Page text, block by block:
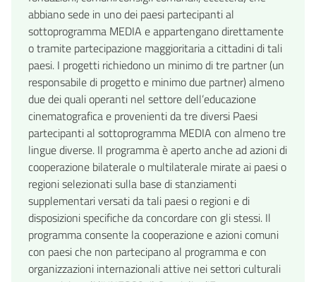
abbiano sede in uno dei paesi partecipanti al
sottoprogramma MEDIA e appartengano direttamente
o tramite partecipazione maggioritaria a cittadini di tali
paesi. I progetti richiedono un minimo di tre partner (un
responsabile di progetto e minimo due partner) almeno
due dei quali operanti nel settore dell’educazione
cinematografica e provenienti da tre diversi Paesi
partecipanti al sottoprogramma MEDIA con almeno tre
lingue diverse. Il programma è aperto anche ad azioni di
cooperazione bilaterale o multilaterale mirate ai paesi o
regioni selezionati sulla base di stanziamenti
supplementari versati da tali paesi o regioni e di
disposizioni specifiche da concordare con gli stessi. Il
programma consente la cooperazione e azioni comuni
con paesi che non partecipano al programma e con
organizzazioni internazionali attive nei settori culturali